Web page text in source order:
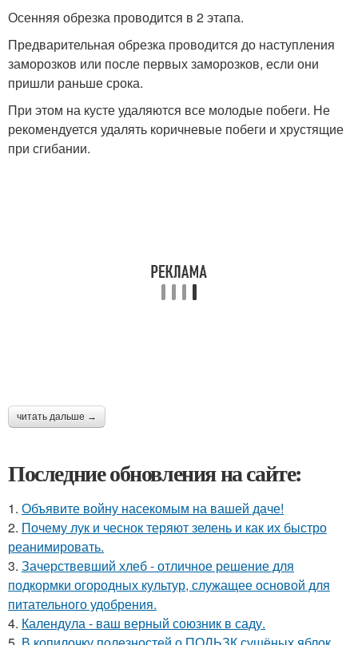
Осенняя обрезка проводится в 2 этапа.
Предварительная обрезка проводится до наступления
заморозков или после первых заморозков, если они
пришли раньше срока.
При этом на кусте удаляются все молодые побеги. Не
рекомендуется удалять коричневые побеги и хрустящие
при сгибании.
читать дальше →
Последние обновления на сайте:
1. Объявите войну насекомым на вашей даче!
2. Почему лук и чеснок теряют зелень и как их быстро
реанимировать.
3. Зачерствевший хлеб - отличное решение для
подкормки огородных культур, служащее основой для
питательного удобрения.
4. Календула - ваш верный союзник в саду.